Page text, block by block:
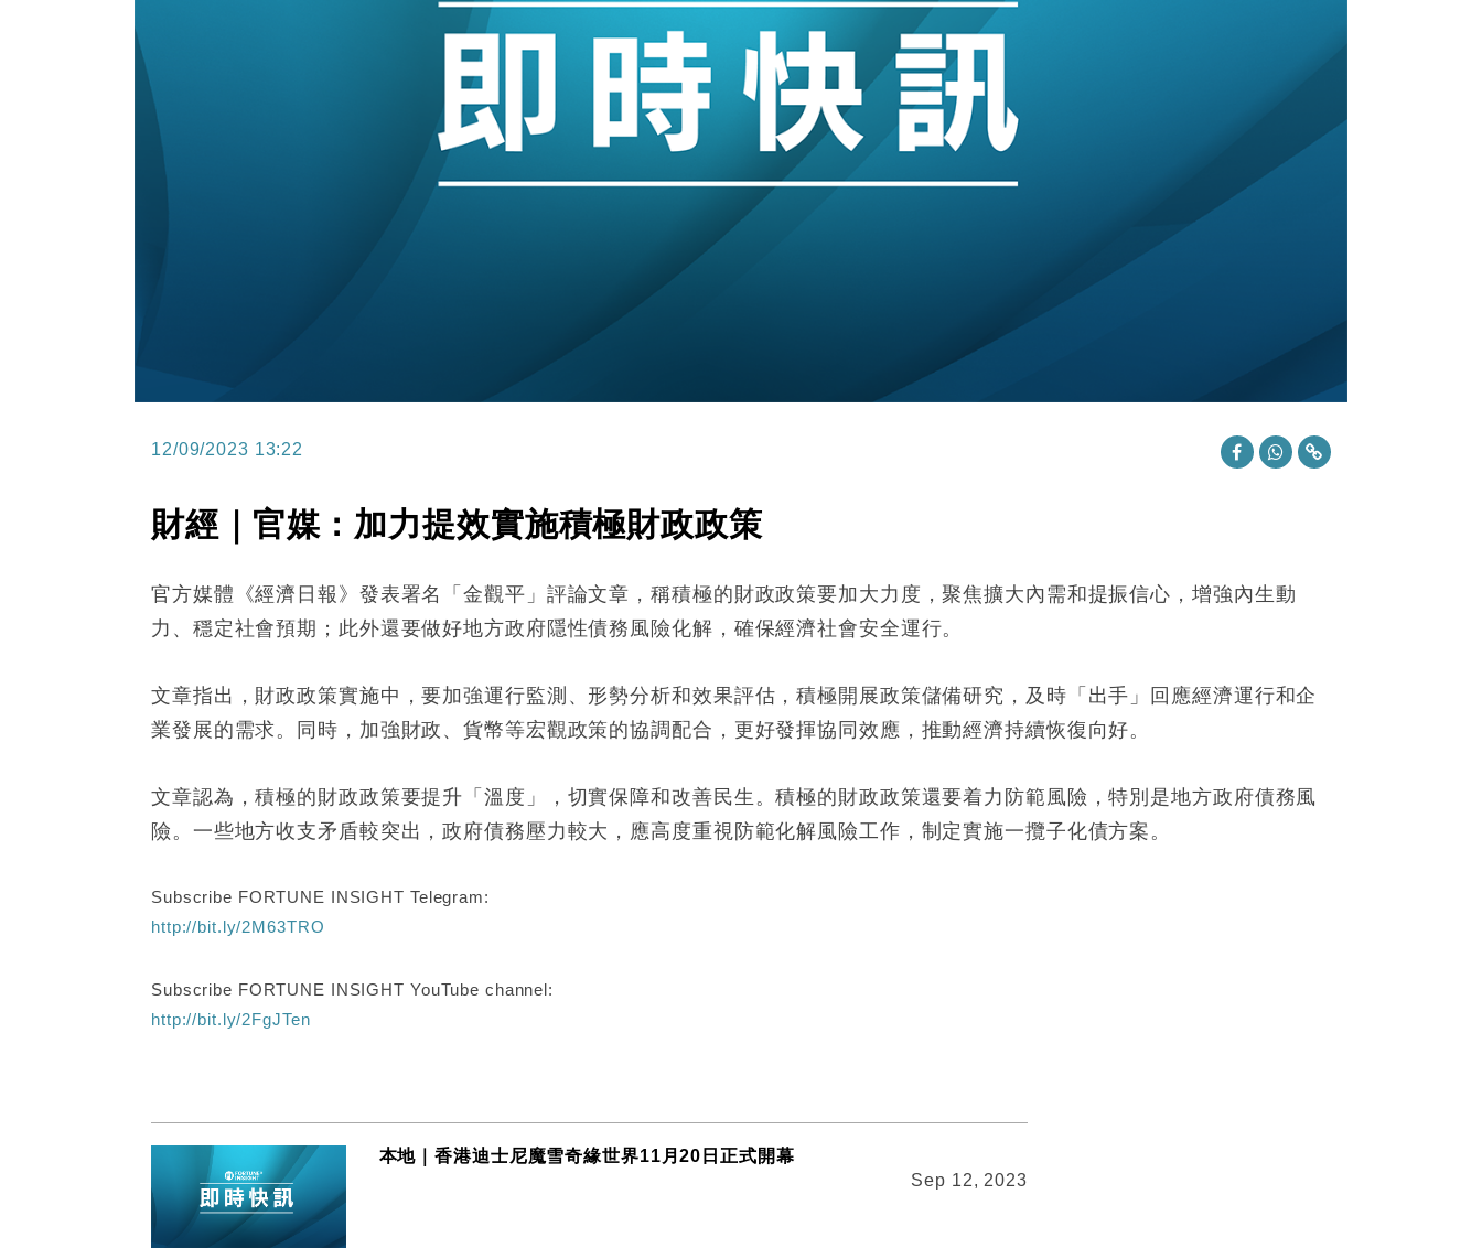
財經｜韓股反覆波動收跌 連挫7周創逾3年最長跌勢
財經｜內地7月美元計價出口增近24%勝預期 貿易順差達1125億美元
12:44 財經｜日本春季三度入市撐日圓 4月單日斥6.28萬億日圓干預創新高
11:12 國際｜特朗普料美伊戰事快結束 承認部分彈藥庫存緊張
15:59 財經｜SA售股自救後再出手 斥4億美元押注未上市公司
12/09/2023 13:22
財經｜官媒：加力提效實施積極財政政策
官方媒體《經濟日報》發表署名「金觀平」評論文章，稱積極的財政政策要加大力度，聚焦擴大內需和提振信心，增強內生動
力、穩定社會預期；此外還要做好地方政府隱性債務風險化解，確保經濟社會安全運行。
文章指出，財政政策實施中，要加強運行監測、形勢分析和效果評估，積極開展政策儲備研究，及時「出手」回應經濟運行和企
業發展的需求。同時，加強財政、貨幣等宏觀政策的協調配合，更好發揮協同效應，推動經濟持續恢復向好。
文章認為，積極的財政政策要提升「溫度」，切實保障和改善民生。積極的財政政策還要着力防範風險，特別是地方政府債務風
險。一些地方收支矛盾較突出，政府債務壓力較大，應高度重視防範化解風險工作，制定實施一攬子化債方案。
Subscribe FORTUNE INSIGHT Telegram:
http://bit.ly/2M63TRO
Subscribe FORTUNE INSIGHT YouTube channel:
http://bit.ly/2FgJTen
本地｜香港迪士尼魔雪奇緣世界11月20日正式開幕
Sep 12, 2023